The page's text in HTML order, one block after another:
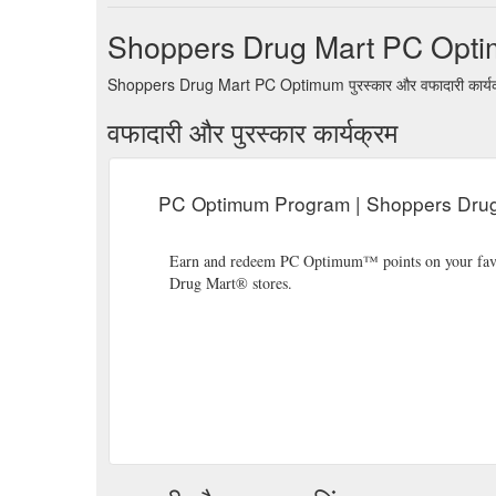
Shoppers Drug Mart PC
Shoppers Drug Mart PC Optimum पुरस्कार और वफादारी
वफादारी और पुरस्कार कार्यक्रम
PC Optimum Program | Shoppers
Earn and redeem PC Optimum™ points on your
Drug Mart® stores.